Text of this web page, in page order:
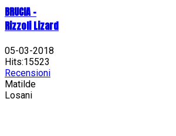
BRUCIA -
Rizzoli Lizard
05-03-2018
Hits:15523
Recensioni
Matilde
Losani